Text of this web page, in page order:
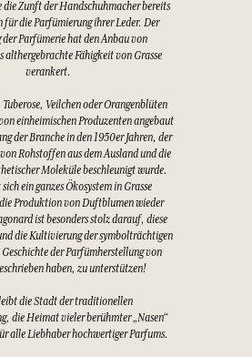
Zunft der Handschuhmacher bereits
die Parfümierung ihrer Leder. Der
der Parfümerie hat den Anbau von
althergebrachte Fähigkeit von Grasse
verankert.
Veilchen oder Orangenblüten
einheimischen Produzenten angebaut
der Branche in den 1950er Jahren, der
Rohstoffen aus dem Ausland und die
Moleküle beschleunigt wurde.
ein ganzes Ökosystem in Grasse
Produktion von Duftblumen wieder
ist besonders stolz darauf, diese
die Kultivierung der symbolträchtigen
der Parfümherstellung von
haben, zu unterstützen!
die Stadt der traditionellen
die Heimat vieler berühmter „Nasen“
alle Liebhaber hochwertiger Parfums.